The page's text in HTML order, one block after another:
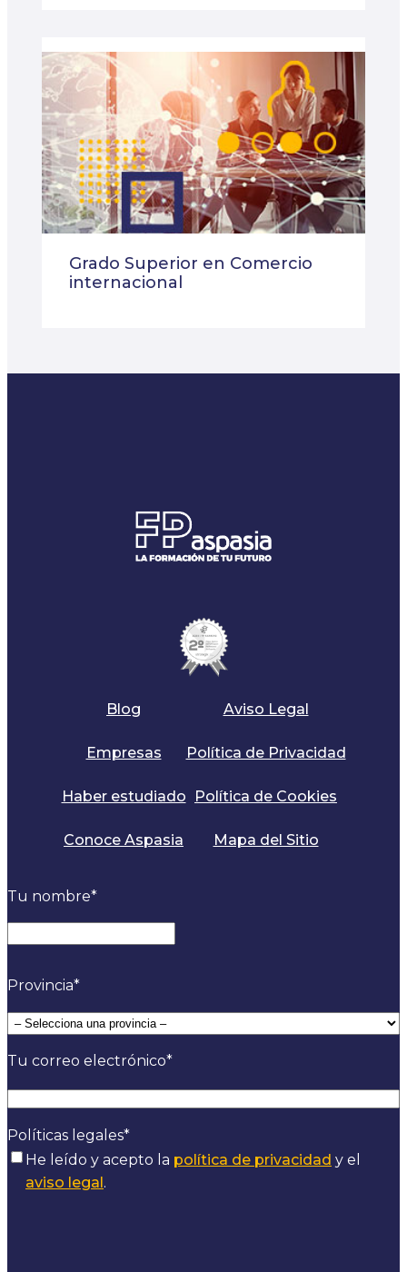
Grado Superior en Comercio
internacional
Blog
Empresas
Haber estudiado
Conoce Aspasia
Aviso Legal
Política de Privacidad
Política de Cookies
Mapa del Sitio
Tu nombre*
Provincia*
Tu correo electrónico*
Políticas legales*
He leído y acepto la política de privacidad y el
aviso legal.